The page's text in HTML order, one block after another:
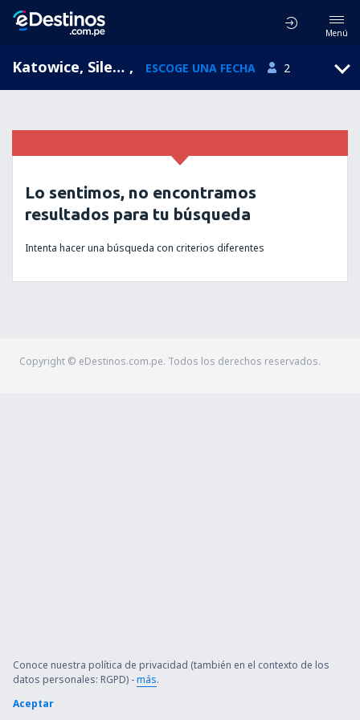
Menú
Katowice, Silesia, Polonia , ESCOGE UNA FECHA 2
Lo sentimos, no encontramos
resultados para tu búsqueda
Intenta hacer una búsqueda con criterios diferentes
Copyright © eDestinos.com.pe. Todos los derechos reservados.
Conoce nuestra política de privacidad (también en el contexto de los
datos personales: RGPD) -más.
Aceptar